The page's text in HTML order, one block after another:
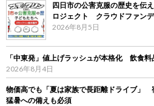
四日市の公害克服の歴史を伝
ロジェクト クラウドファン
2026年8月5日
「中東発」値上げラッシュが本格化 飲食
2026年8月4日
物価高でも「夏は家族で長距離ドライブ」
猛暑への備えも必須